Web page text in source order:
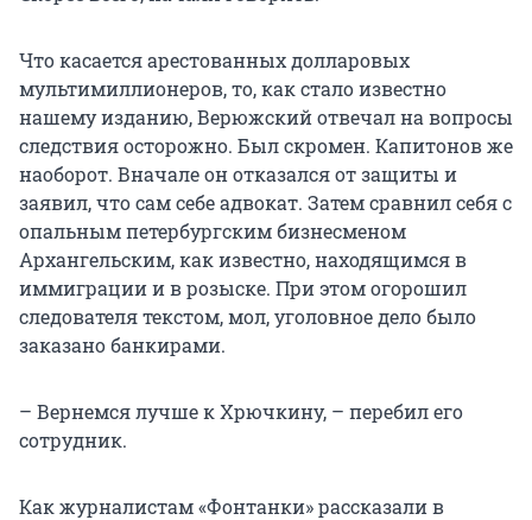
Что касается арестованных долларовых
мультимиллионеров, то, как стало известно
нашему изданию, Верюжский отвечал на вопросы
следствия осторожно. Был скромен. Капитонов же
наоборот. Вначале он отказался от защиты и
заявил, что сам себе адвокат. Затем сравнил себя с
опальным петербургским бизнесменом
Архангельским, как известно, находящимся в
иммиграции и в розыске. При этом огорошил
следователя текстом, мол, уголовное дело было
заказано банкирами.
– Вернемся лучше к Хрючкину, – перебил его
сотрудник.
Как журналистам «Фонтанки» рассказали в